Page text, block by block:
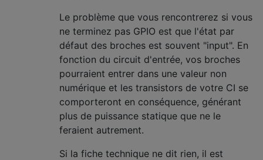
Le problème que vous rencontrerez si vous
ne terminez pas GPIO est que l'état par
défaut des broches est souvent "input". En
fonction du circuit d'entrée, vos broches
pourraient entrer dans une valeur non
numérique et les transistors de votre CI se
comporteront en conséquence, générant
plus de puissance statique que ne le
feraient autrement.
Si la fiche technique ne dit rien, il est